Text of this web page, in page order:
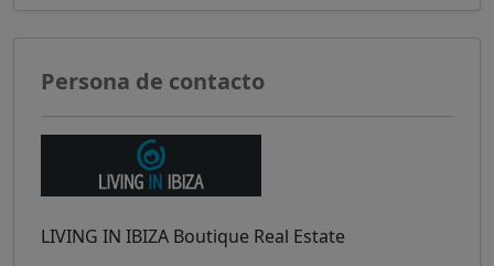
Persona de contacto
LIVING IN IBIZA Boutique Real Estate